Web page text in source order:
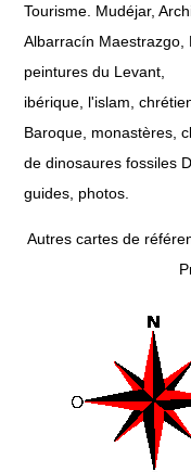
Tourisme. Mudéjar,
Albarracín Maestrazgo,
peintures du Levant,
ibérique, l'islam,
Baroque, monastères,
de dinosaures fossiles
guides, photos.
Autres cartes de